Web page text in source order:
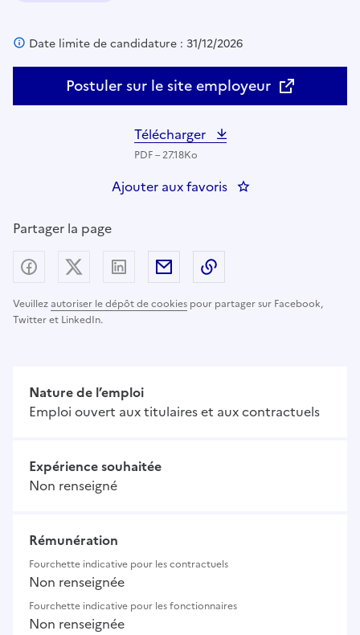
Postuler sur le site employeur
Date limite de candidature : 31/12/2026
Télécharger
PDF – 27.18Ko
Ajouter aux favoris : DNPJ-OFAC-
Partager la page
Veuillezautoriser le dépôt de cookies pour partager sur Facebook,
Twitter et LinkedIn.
Partager sur Facebook
Partager sur X (anciennement Twitter) -
Partager sur LinkedIn
Partager par email
Nature de l’emploi
Emploi ouvert aux titulaires et aux contractuels
Expérience souhaitée
Non renseigné
Rémunération
Fourchette indicative pour les contractuels
Non renseignée
Fourchette indicative pour les fonctionnaires
Non renseignée